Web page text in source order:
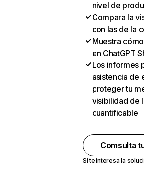
nivel de
Compara la
con las de la
Muestra
en ChatGPT
Los informes
asistencia de
proteger tu
visibilidad de
cuantificable
Comsulta
Si te interesa la